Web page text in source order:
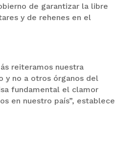
de garantizar la libre
y de rehenes en el
reiteramos nuestra
y no a otros órganos del
fundamental el clamor
en nuestro país”, establece